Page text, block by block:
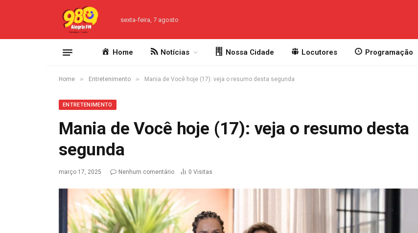
sexta-feira, 7 agosto
Home Notícias Nossa Cidade Locutores Programação
Home » Entretenimento » Mania de Você hoje (17): veja o resumo desta segunda
ENTRETENIMENTO
Mania de Você hoje (17): veja o resumo desta
segunda
março 17, 2025 Nenhum comentário 0 Visitas